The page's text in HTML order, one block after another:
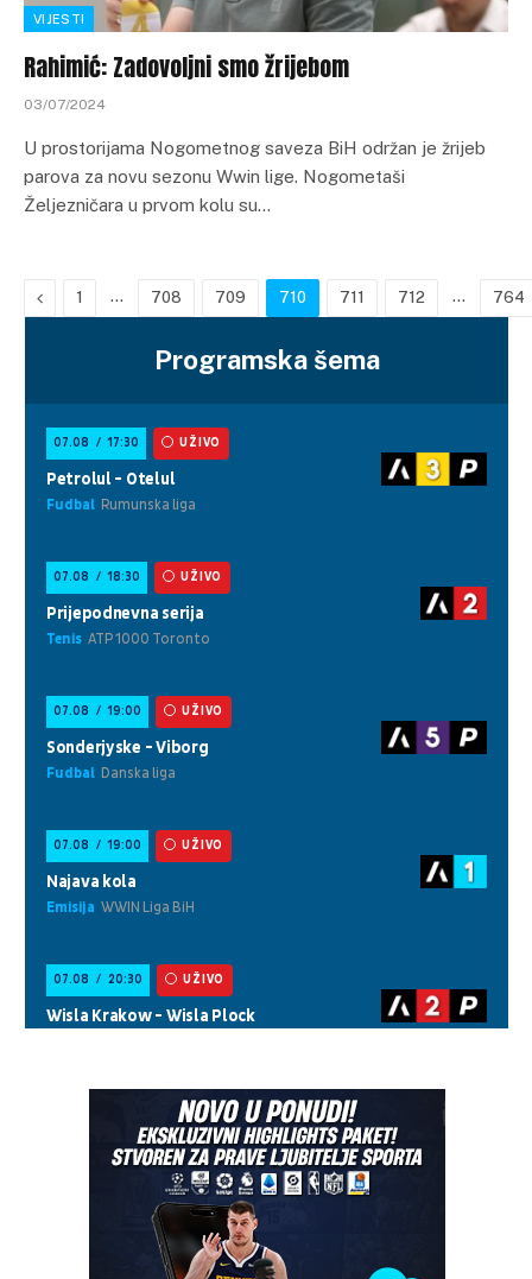
VIJESTI
Rahimić: Zadovoljni smo žrijebom
03/07/2024
U prostorijama Nogometnog saveza BiH održan je žrijeb
parova za novu sezonu Wwin lige. Nogometaši
Željezničara u prvom kolu su…
Previous
1 … 708 709 710 711 712 … 764
Programska šema